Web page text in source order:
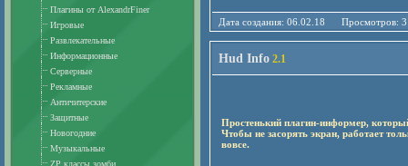
Дата создания: 06.02.18
Hud Info 2.1
Простенький плагин-информер,
Чтобы не засорять экран, работает
вовсе.
Плагины от AlexandrFiner
Игровые
Развлекательные
Информационные
Серверные
Рекламные
Античитерские
Защитные
Новогодние
Музыкальные
ZP классы зомби